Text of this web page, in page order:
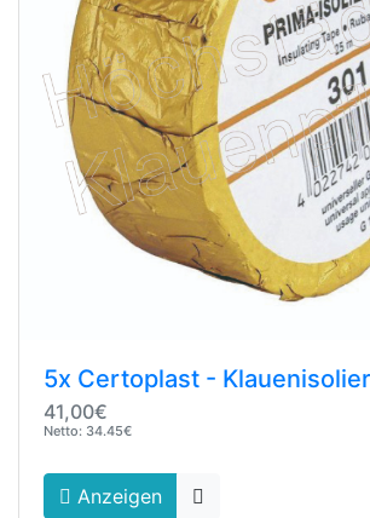
5x Certoplast -
41,00€
Netto: 34.45€
Anzeigen